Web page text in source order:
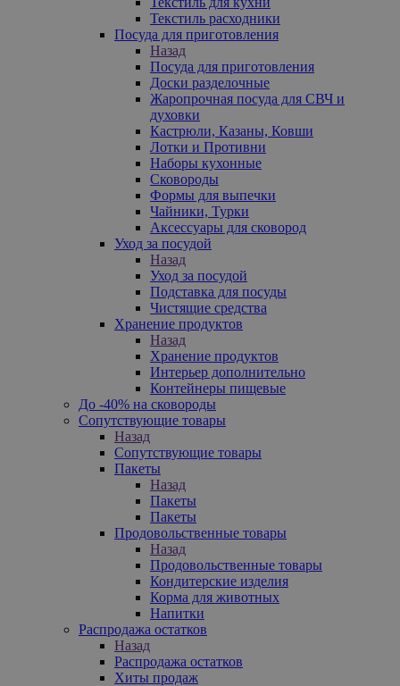
Текстиль расходники
Посуда для приготовления
Назад
Посуда для приготовления
Доски разделочные
Жаропрочная посуда для СВЧ и
духовки
Кастрюли, Казаны, Ковши
Лотки и Противни
Наборы кухонные
Сковороды
Формы для выпечки
Чайники, Турки
Аксессуары для сковород
Уход за посудой
Назад
Уход за посудой
Подставка для посуды
Чистящие средства
Хранение продуктов
Назад
Хранение продуктов
Интерьер дополнительно
Контейнеры пищевые
До -40% на сковороды
Сопутствующие товары
Назад
Сопутствующие товары
Пакеты
Назад
Пакеты
Пакеты
Продовольственные товары
Назад
Продовольственные товары
Кондитерские изделия
Корма для животных
Напитки
Распродажа остатков
Назад
Распродажа остатков
Хиты продаж